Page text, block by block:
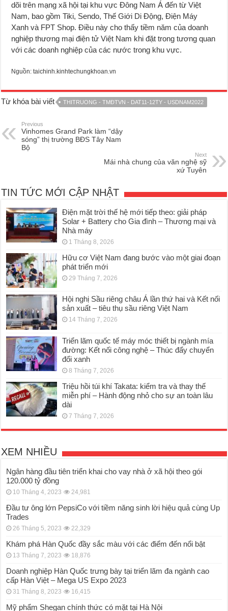
dõi trên mạng xã hội tại khu vực Đông Nam Á đến từ Việt
Nam, bao gồm Tiki, Sendo, Thế Giới Di Động, Điện Máy
Xanh và FPT Shop. Điều này cho thấy tiềm năm của doanh
nghiệp thương mại điện tử Việt Nam khi đặt trong tương quan
với các doanh nghiệp của các nước trong khu vực.
Nguồn: taichinh.kinhtechungkhoan.vn
Từ khóa bài viết THITRUONG - TMĐTVN - DAT11-12TY - USDNAM2022
Previous
Vinhomes Grand Park làm “dậy
sóng” thị trường BĐS Tây Nam
Bộ
Next
Mái nhà chung của văn nghệ sỹ
xứ Tuyên
TIN TỨC MỚI CẬP NHẬT
Điện mặt trời thế hệ mới tiếp theo: giải pháp
Solar + Battery cho Gia đình – Thương mại và
Nhà máy
1 Tháng 8, 2026
Hữu cơ Việt Nam đang bước vào một giai đoạn
phát triển mới
29 Tháng 7, 2026
Hội nghị Sầu riêng châu Á lần thứ hai và Kết nối
sản xuất – tiêu thụ sầu riêng Việt Nam
14 Tháng 7, 2026
Triển lãm quốc tế máy móc thiết bị ngành mía
đường: Kết nối công nghệ – Thúc đẩy chuyển
đổi xanh
8 Tháng 7, 2026
Triệu hồi túi khí Takata: kiểm tra và thay thế
miễn phí – Hành động nhỏ cho sự an toàn lâu
dài
7 Tháng 7, 2026
XEM NHIỀU
Ngân hàng đầu tiên triển khai cho vay nhà ở xã hội theo gói
120.000 tỷ đồng
10 Tháng 4, 2023 24,981
Đầu tư ông lớn PepsiCo với tiềm năng sinh lời hiệu quả cùng Up
Trades
26 Tháng 5, 2023 22,329
Khám phá Hàn Quốc đầy sắc màu với các điểm đến nổi bật
13 Tháng 7, 2023 18,876
Doanh nghiệp Hàn Quốc trưng bày tại triển lãm đa ngành cao
cấp Hàn Việt – Mega US Expo 2023
31 Tháng 8, 2023 16,415
Mỹ phẩm Shegan chính thức có mặt tại Hà Nội